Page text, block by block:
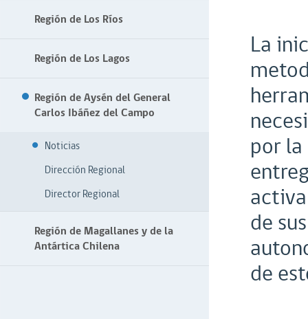
Región de Los Ríos
Región de Los Lagos
Región de Aysén del General
Carlos Ibáñez del Campo
Noticias
Dirección Regional
Director Regional
Región de Magallanes y de la
Antártica Chilena
La
por
de
de